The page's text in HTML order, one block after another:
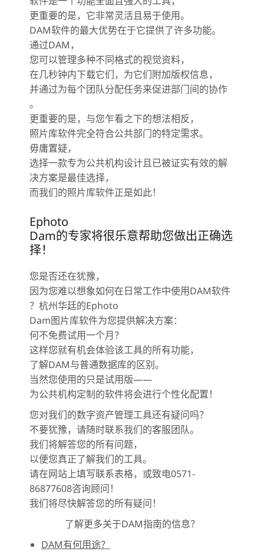
更重要的是，它非常灵活且易于使用。
DAM软件的最大优势在于它提供了许多功能。
通过DAM，
您可以管理多种不同格式的视觉资料，
在几秒钟内下载它们，为它们附加版权信息，
并通过为每个团队分配任务来促进部门间的协作
。
更重要的是，与您乍看之下的想法相反，
照片库软件完全符合公共部门的特定需求。
毋庸置疑，
选择一款专为公共机构设计且已被证实有效的解
决方案是最佳选择，
而我们的照片库软件正是如此！
Ephoto
Dam的专家将很乐意帮助您做出正确选
择！
您是否还在犹豫，
因为您难以想象如何在日常工作中使用DAM软件
？杭州华廷的Ephoto
Dam图片库软件为您提供解决方案：
何不免费试用一个月？
这样您就有机会体验该工具的所有功能，
了解DAM与普通数据库的区别。
当然您使用的只是试用版——
为公共机构定制的软件将会进行个性化配置！
您对我们的数字资产管理工具还有疑问吗？
不要犹豫，请随时联系我们的客服团队。
我们将解答您的所有问题，
以便您真正了解我们的工具。
请在网站上填写联系表格，或致电0571-
86877608咨询顾问！
我们将尽快解答您的所有疑问！
了解更多关于DAM指南的信息？
DAM有何用途？